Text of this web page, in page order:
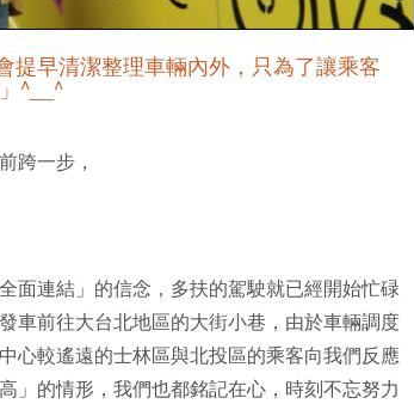
早清潔整理車輛內外，只為了讓乘客
^__^
跨一步，
面連結」的信念，多扶的駕駛就已經開始忙碌
車前往大台北地區的大街小巷，由於車輛調度
心較遙遠的士林區與北投區的乘客向我們反應
」的情形，我們也都銘記在心，時刻不忘努力